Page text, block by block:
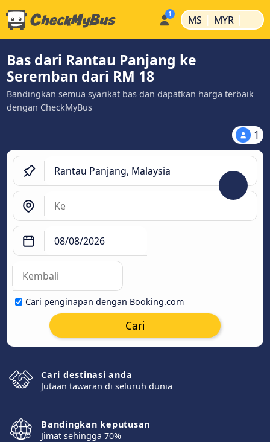
MS | MYR |
Bas dari Rantau Panjang ke
Seremban dari RM 18
Bandingkan semua syarikat bas dan dapatkan harga terbaik
dengan CheckMyBus
1
Cari penginapan dengan Booking.com
Cari
Cari destinasi anda
Jutaan tawaran di seluruh dunia
Bandingkan keputusan
Jimat sehingga 70%